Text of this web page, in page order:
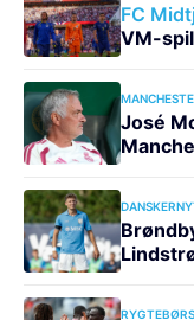
FC
VM-
José